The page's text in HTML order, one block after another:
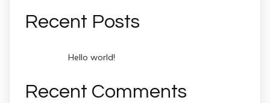
Recent Posts
Hello world!
Recent Comments